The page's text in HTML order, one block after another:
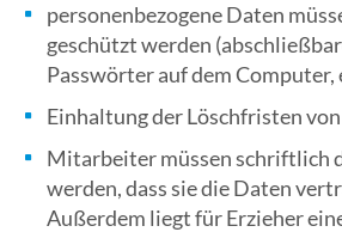
personenbezogene Daten
geschützt werden
Passwörter auf dem Computer,
Einhaltung der Löschfristen
Mitarbeiter müssen schriftlich
werden, dass sie die Daten
Außerdem liegt für Erzieher